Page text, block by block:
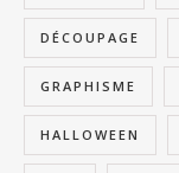
DÉCOUPAGE
GRAPHISME
HALLOWEEN